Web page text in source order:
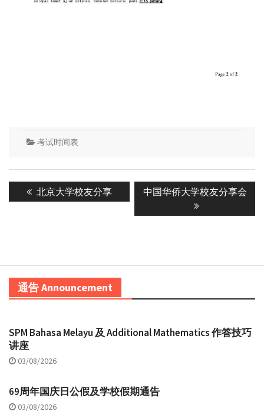
考试时间表
navigation
Previous
post:
北京大学校友分享
Next
中国华侨大学校友分享会
通告 Announcement
SPM Bahasa Melayu 及 Additional Mathematics 作答技巧
讲座
03/08/2026
69周年国庆日公假及学校假期通告
03/08/2026